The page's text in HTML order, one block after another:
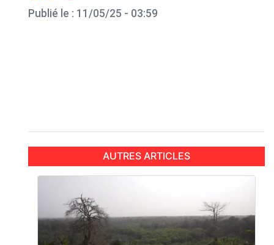
Publié le : 11/05/25 - 03:59
AUTRES ARTICLES